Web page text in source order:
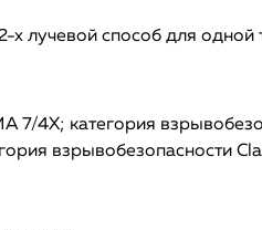
х лучевой способ для одной
4X; категория
взрывобезопасности